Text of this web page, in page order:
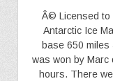
Â© Licensed to
Antarctic Ice
base 650
was won by Marc
hours. There